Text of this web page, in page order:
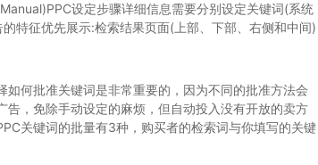
设定步骤详细信息需要分别设定关键词(系统
特征优先展示:检索结果页面(上部、下部、右侧和中间)
何批准关键词是非常重要的，因为不同的批准方法会
，免除手动设定的麻烦，但自动投入没有开放的卖方
关键词的批量有3种，购买者的检索词与你填写的关键